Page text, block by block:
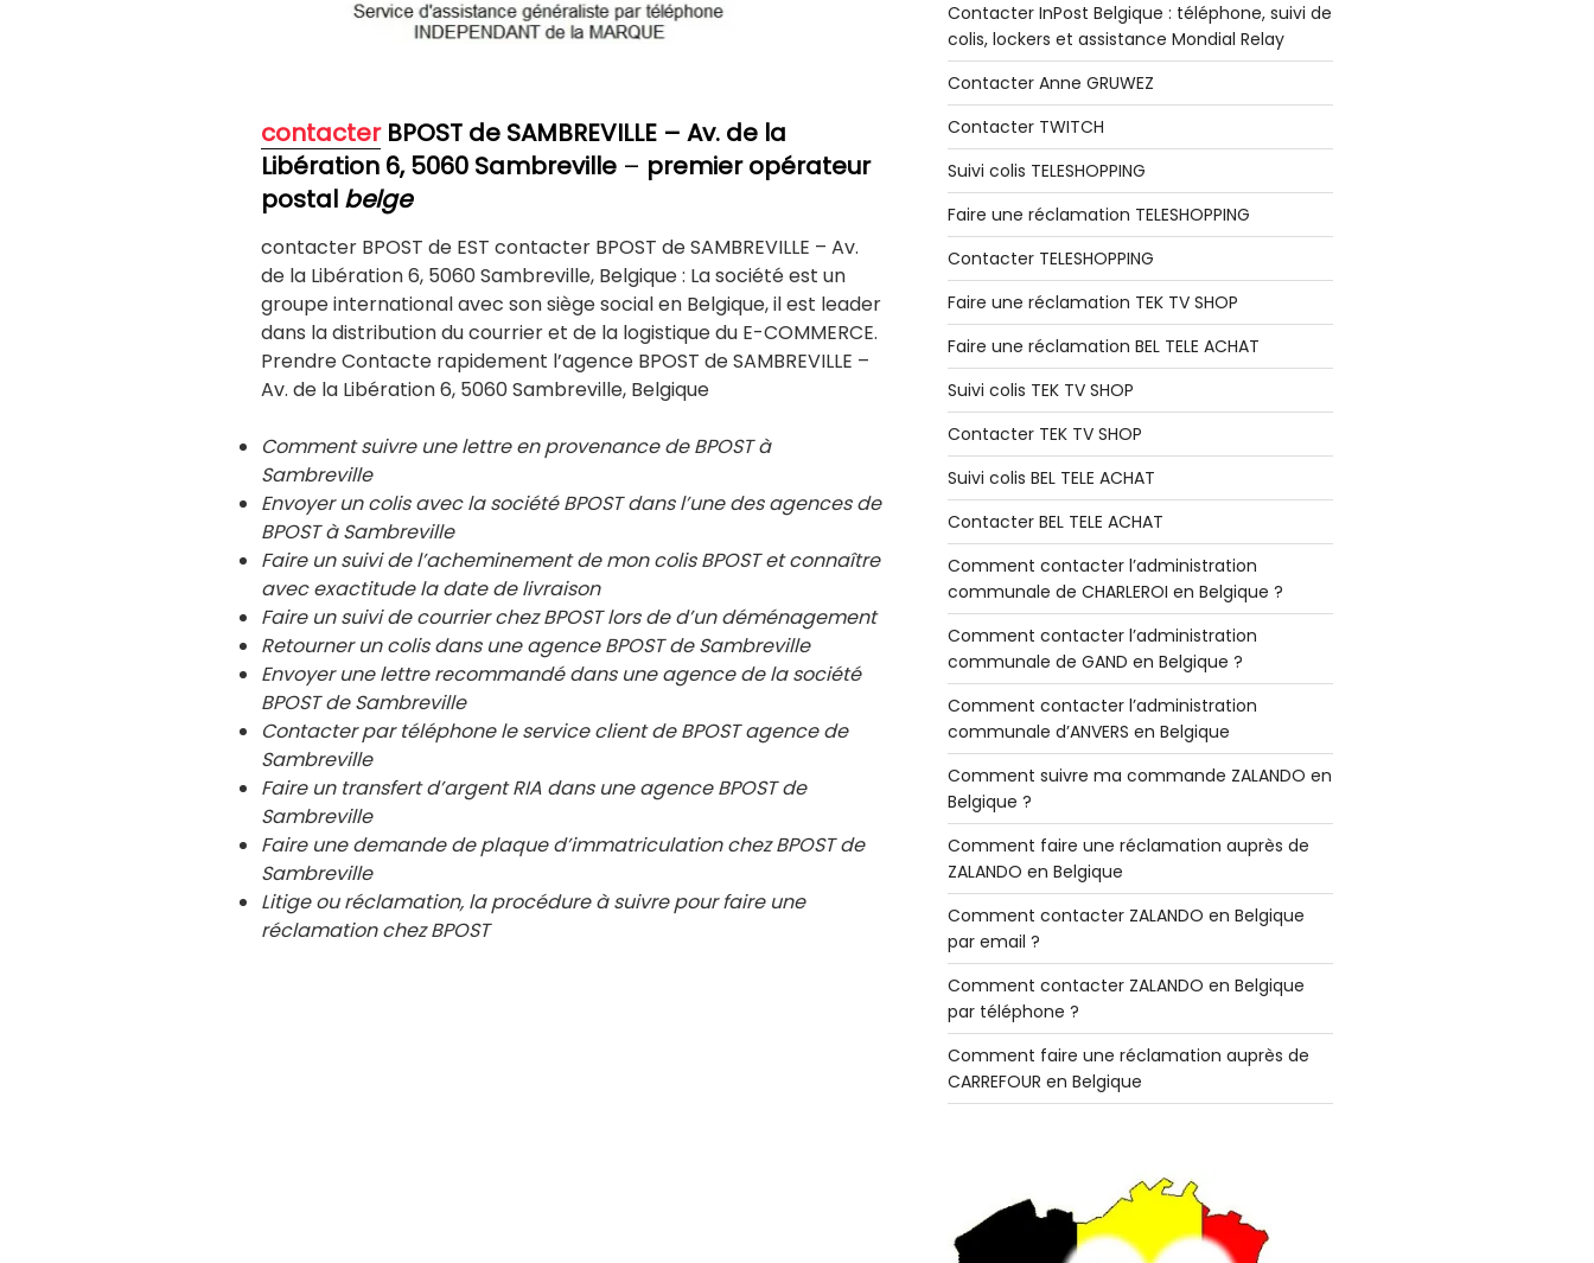
contacterBPOST de SAMBREVILLE – Av. de la
Libération 6, 5060 Sambreville – premier opérateur
postal belge
contacter BPOST de EST contacter BPOST de SAMBREVILLE – Av.
de la Libération 6, 5060 Sambreville, Belgique : La société est un
groupe international avec son siège social en Belgique, il est leader
dans la distribution du courrier et de la logistique du E-COMMERCE.
Prendre Contacte rapidement l’agence BPOST de SAMBREVILLE –
Av. de la Libération 6, 5060 Sambreville, Belgique
Comment suivre une lettre en provenance de BPOST à
Sambreville
Envoyer un colis avec la société BPOST dans l’une des agences de
BPOST àSambreville
Faire un suivi de l’acheminement de mon colis BPOST et connaître
avec exactitude la date de livraison
Faire un suivi de courrier chez BPOST lors de d’un déménagement
Retourner un colis dans une agence BPOST deSambreville
Envoyer une lettre recommandé dans une agence de la société
BPOST deSambreville
Contacter par téléphone le service client de BPOST agence de
Sambreville
Faire un transfert d’argent RIA dans une agence BPOST de
Sambreville
Faire une demande de plaque d’immatriculation chez BPOST de
Sambreville
Litige ou réclamation, la procédure à suivre pour faire une
réclamation chez BPOST
Contacter InPost Belgique : téléphone, suivi de
colis, lockers et assistance Mondial Relay
Contacter Anne GRUWEZ
Contacter TWITCH
Suivi colis TELESHOPPING
Faire une réclamation TELESHOPPING
Contacter TELESHOPPING
Faire une réclamation TEK TV SHOP
Faire une réclamation BEL TELE ACHAT
Suivi colis TEK TV SHOP
Contacter TEK TV SHOP
Suivi colis BEL TELE ACHAT
Contacter BEL TELE ACHAT
Comment contacter l’administration
communale de CHARLEROI en Belgique ?
Comment contacter l’administration
communale de GAND en Belgique ?
Comment contacter l’administration
communale d’ANVERS en Belgique
Comment suivre ma commande ZALANDO en
Belgique ?
Comment faire une réclamation auprès de
ZALANDO en Belgique
Comment contacter ZALANDO en Belgique
par email ?
Comment contacter ZALANDO en Belgique
par téléphone ?
Comment faire une réclamation auprès de
CARREFOUR en Belgique